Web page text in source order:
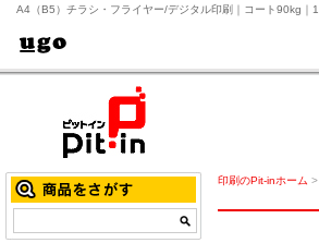
A4（B5）チラシ・フライヤー/デジタル印刷｜コート90kg
印刷のPit-inホーム >